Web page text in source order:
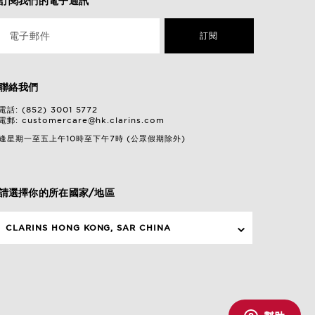
電子郵件 訂閱
絡我們
話: (852) 3001 5772
郵: customercare@hk.clarins.com
星期一至五上午10時至下午7時 (公眾假期除外)
選擇你的所在國家/地區
CLARINS HONG KONG, SAR CHINA